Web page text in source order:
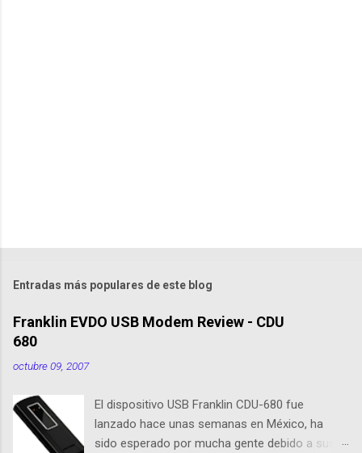
Entradas más populares de este blog
Franklin EVDO USB Modem Review - CDU
680
octubre 09, 2007
El dispositivo USB Franklin CDU-680 fue
lanzado hace unas semanas en México, ha
sido esperado por mucha gente debido a sus